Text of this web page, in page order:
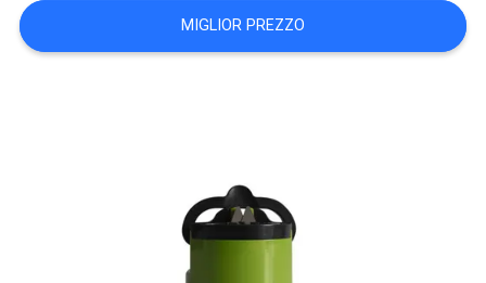
CHIEDI
UN
MIGLIOR PREZZO